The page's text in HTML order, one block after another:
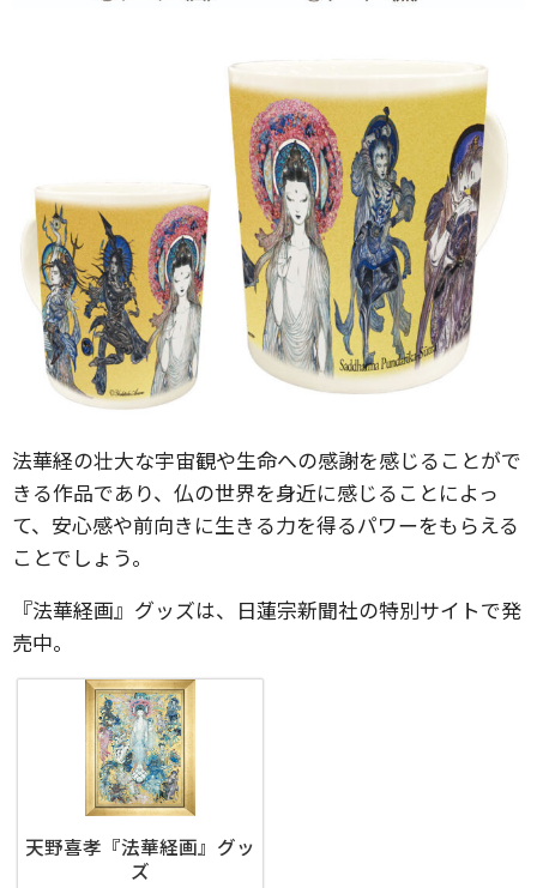
法華経の壮大な宇宙観や生命への感謝を感じることがで
きる作品であり、仏の世界を身近に感じることによっ
て、安心感や前向きに生きる力を得るパワーをもらえる
ことでしょう。
『法華経画』グッズは、日蓮宗新聞社の特別サイトで発
売中。
天野喜孝『法華経画』グッ
ズ